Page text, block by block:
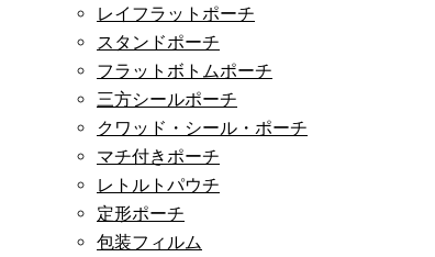
レイフラットポーチ
スタンドポーチ
フラットボトムポーチ
三方シールポーチ
クワッド・シール・ポーチ
マチ付きポーチ
レトルトパウチ
定形ポーチ
包装フィルム